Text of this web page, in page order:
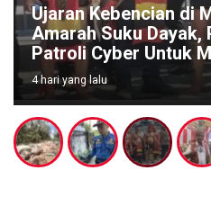
Ujaran Kebencian di
Amarah Suku Dayak,
Patroli Cyber Untuk
4 hari yang lalu